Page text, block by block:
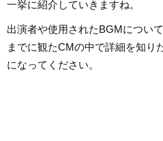
一挙に紹介していきますね。
出演者や使用されたBGMについ
までに観たCMの中で詳細を知り
になってください。